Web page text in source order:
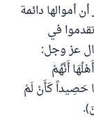
أموالها دائمة
في
عز وجل:
أَنَّهُمْ
حَصِيداً كَأَنْ لَمْ